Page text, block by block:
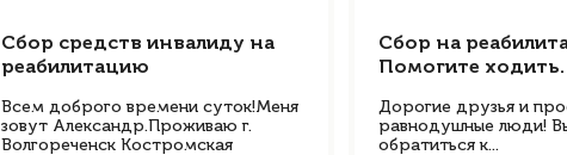
Сбор средств инвалиду на
реабилитацию
Всем доброго времени суток!Меня
зовут Александр.Проживаю г.
Волгореченск Костромская
Сбор на
Помогите ходить.
Дорогие друзья и
равнодушные люди!
обратиться к...